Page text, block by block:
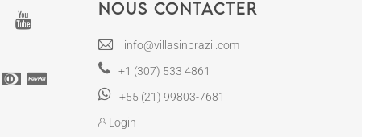
Nous contacter
info@villasinbrazil.com
+1 (307) 533 4861
+55 (21) 99803-7681
Login